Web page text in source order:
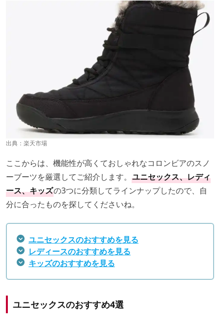
出典： 楽天市場
ここからは、機能性が高くておしゃれなコロンビアのスノ
ーブーツを厳選してご紹介します。 ユニセックス、レディ
ース、キッズの3つに分類してラインナップしたので、自
分に合ったものを探してくださいね。
ユニセックスのおすすめを見る
レディースのおすすめを見る
キッズのおすすめを見る
ユニセックスのおすすめ4選